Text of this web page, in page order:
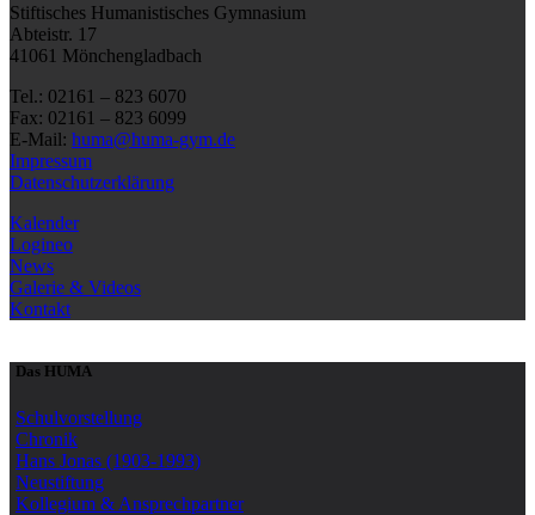
Stiftisches Humanistisches Gymnasium
Abteistr. 17
41061 Mönchengladbach
Tel.: 02161 – 823 6070
Fax: 02161 – 823 6099
E-Mail: huma@huma-gym.de
Impressum
Datenschutzerklärung
Kalender
Logineo
News
Galerie & Videos
Kontakt
Das HUMA
Schulvorstellung
Chronik
Hans Jonas (1903-1993)
Neustiftung
Kollegium & Ansprechpartner